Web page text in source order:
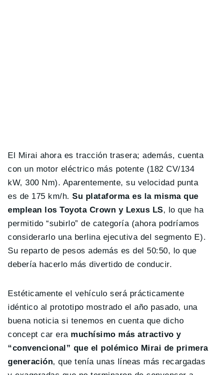
El Mirai ahora es tracción trasera; además, cuenta
con un motor eléctrico más potente (182 CV/134
kW, 300 Nm). Aparentemente, su velocidad punta
es de 175 km/h.Su plataforma es la misma que
emplean los Toyota Crown y Lexus LS, lo que ha
permitido “subirlo” de categoría (ahora podríamos
considerarlo una berlina ejecutiva del segmento E).
Su reparto de pesos además es del 50:50, lo que
debería hacerlo más divertido de conducir.
Estéticamente el vehículo será prácticamente
idéntico al prototipo mostrado el año pasado, una
buena noticia si tenemos en cuenta que dicho
concept car era muchísimo más atractivo y
“convencional” que el polémico Mirai de primera
generación, que tenía unas líneas más recargadas